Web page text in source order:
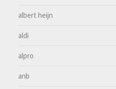
albert heijn
aldi
alpro
anb